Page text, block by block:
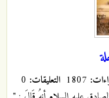
التعليقات: